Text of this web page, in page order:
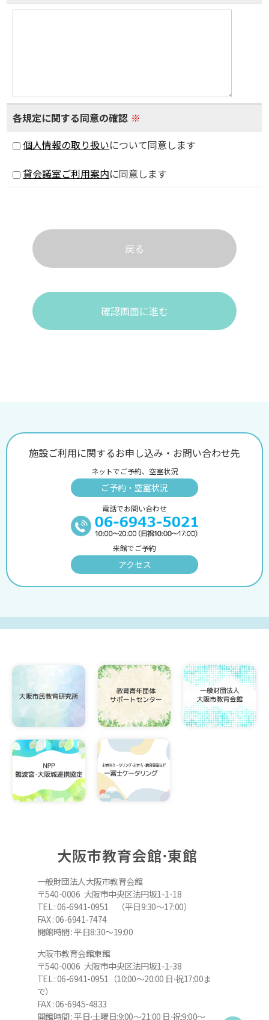
各規定に関する同意の確認 ※
個人情報の取り扱いについて同意します
貸会議室ご利用案内に同意します
戻る
確認画面に進む
施設ご利用に関するお申し込み・お問い合わせ先
ネットでご予約、空室状況
ご予約・空室状況
電話でお問い合わせ
来館でご予約
アクセス
大阪市教育会館⋅東館
一般財団法人大阪市教育会館
〒540-0006 大阪市中央区法円坂1-1-18
TEL : 06-6941-0951 （平日9:30～17:00）
FAX : 06-6941-7474
開館時間 : 平日8:30～19:00
大阪市教育会館東館
〒540-0006 大阪市中央区法円坂1-1-38
TEL : 06-6941-0951（10:00～20:00 日⋅祝17:00ま
で）
FAX : 06-6945-4833
開館時間 : 平日⋅土曜日:9:00～21:00 日⋅祝:9:00～